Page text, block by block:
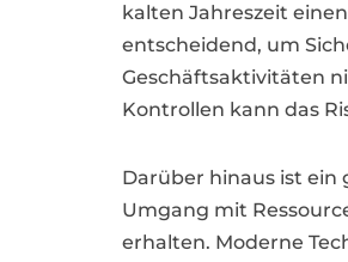
kalten Jahreszeit
entscheidend, um
Geschäftsaktivitäten
Kontrollen kann das
Darüber hinaus ist ein
Umgang mit
erhalten. Moderne